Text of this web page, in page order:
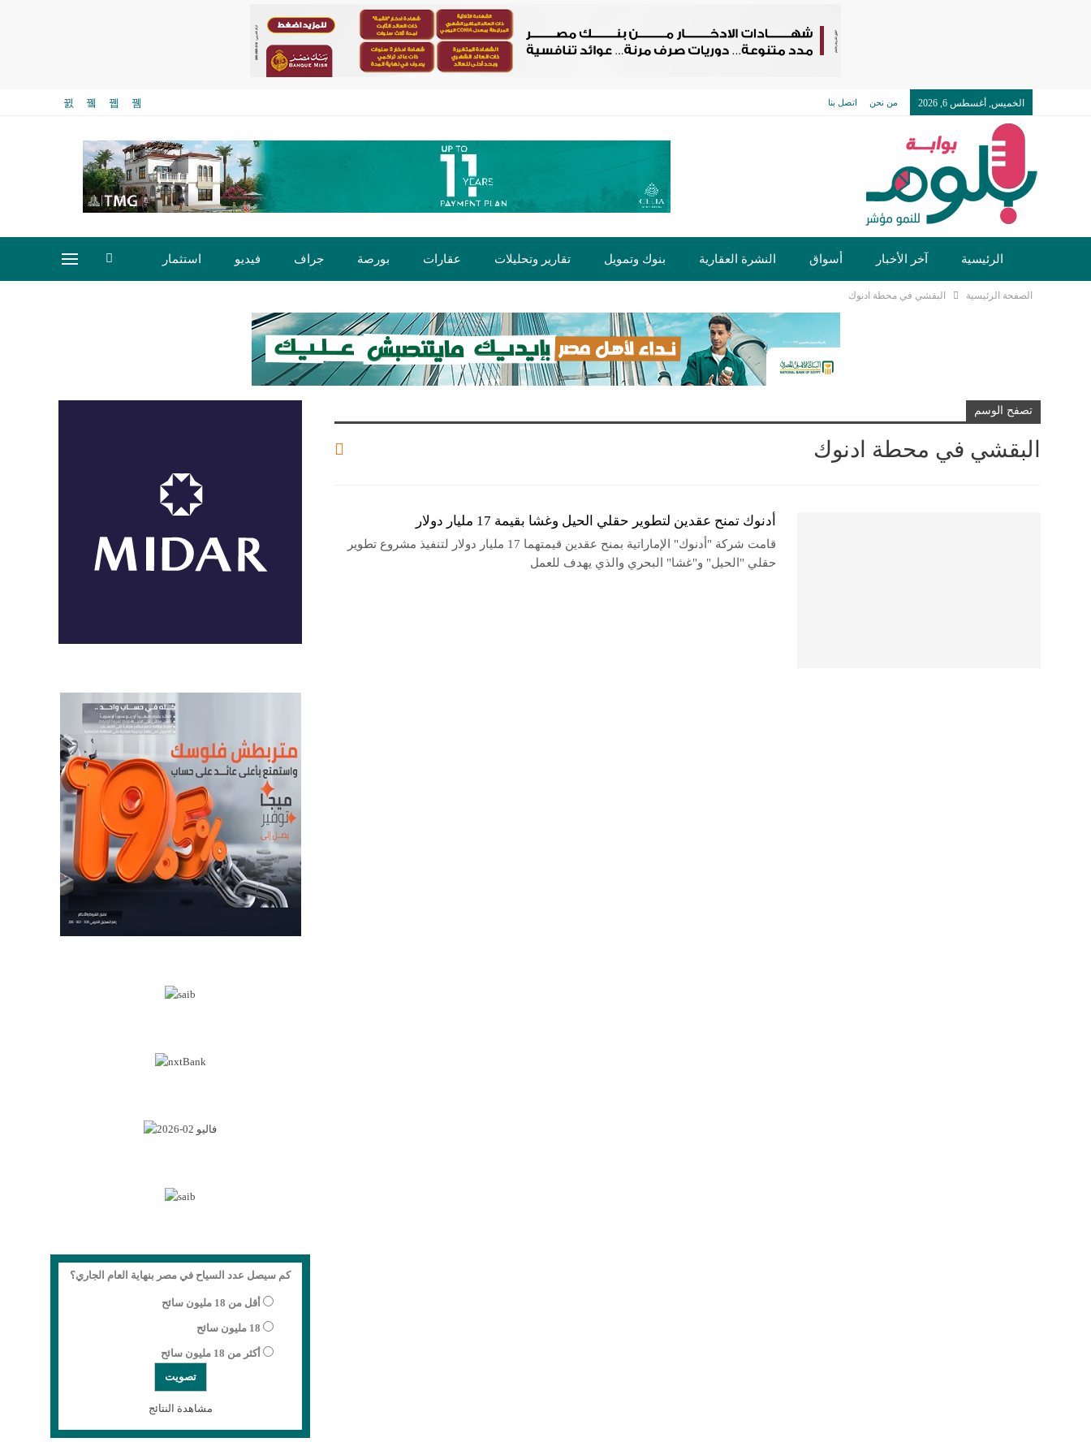
الخميس, أغسطس 6, 2026 من نحن اتصل بنا
الرئيسية آخر الأخبار أسواق النشرة العقارية بنوك وتمويل تقارير وتحليلات عقارات بورصة جراف فيديو استثمار
تكنولوجيا وسيارات دولي
الصفحة الرئيسية البقشي في محطة ادنوك
تصفح الوسم
البقشي في محطة ادنوك
أدنوك تمنح عقدين لتطوير حقلي الحيل وغشا بقيمة 17 مليار دولار
قامت شركة "أدنوك" الإماراتية بمنح عقدين قيمتهما 17 مليار دولار لتنفيذ مشروع تطوير
حقلي "الحيل" و"غشا" البحري والذي يهدف للعمل
كم سيصل عدد السياح في مصر بنهاية العام الجاري؟
أقل من 18 مليون سائح
18 مليون سائح
أكثر من 18 مليون سائح
مشاهدة النتائج